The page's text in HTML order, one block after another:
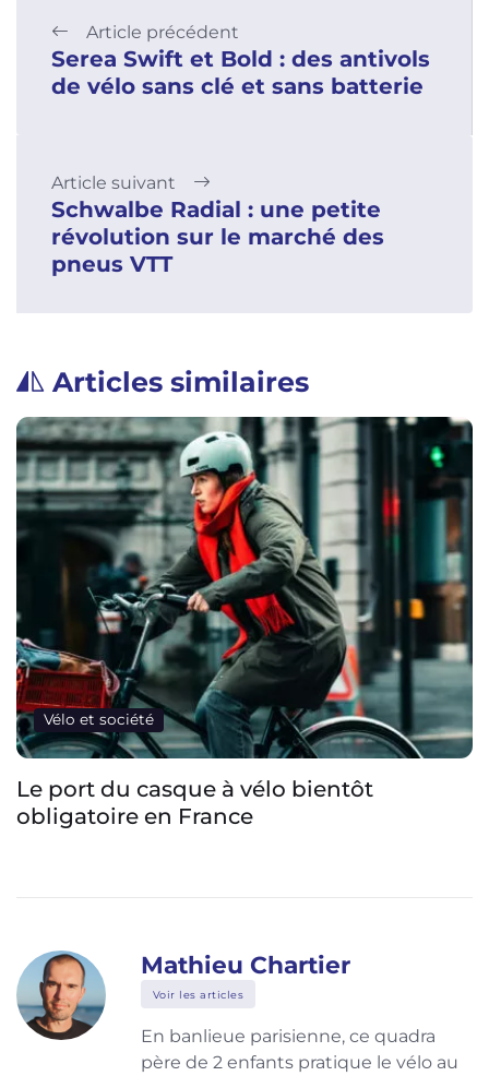
Article précédent
Serea Swift et Bold : des antivols
de vélo sans clé et sans batterie
Article suivant
Schwalbe Radial : une petite
révolution sur le marché des
pneus VTT
Articles similaires
Vélo et société
L’industrie du vélo veut rendre les vélos
visibles numériquement par les voitures
Mathieu Chartier
Voir les articles
En banlieue parisienne, ce quadra
père de 2 enfants pratique le vélo au